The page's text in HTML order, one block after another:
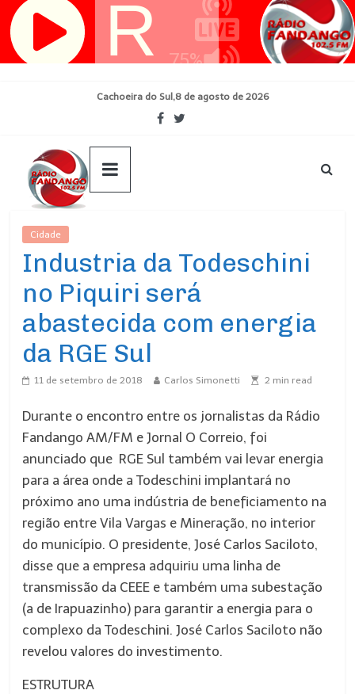
Pular
para
Cachoeira do Sul,8 de agosto de 2026
Cidade
Industria da Todeschini
no Piquiri será
abastecida com energia
da RGE Sul
11 de setembro de 2018 Carlos Simonetti 2 min read
Durante o encontro entre os jornalistas da Rádio
Fandango AM/FM e Jornal O Correio, foi
anunciado que RGE Sul também vai levar energia
para a área onde a Todeschini implantará no
próximo ano uma indústria de beneficiamento na
região entre Vila Vargas e Mineração, no interior
do município. O presidente, José Carlos Saciloto,
disse que a empresa adquiriu uma linha de
transmissão da CEEE e também uma subestação
(a de Irapuazinho) para garantir a energia para o
complexo da Todeschini. José Carlos Saciloto não
revelou valores do investimento.
ESTRUTURA